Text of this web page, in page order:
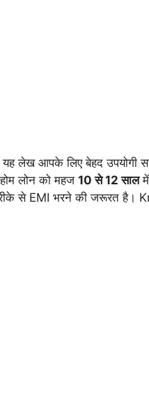
लेख आपके लिए बेहद उपयोगी
लोन को महज 10 से 12 सालमें
तरीके से EMI भरने की जरूरत